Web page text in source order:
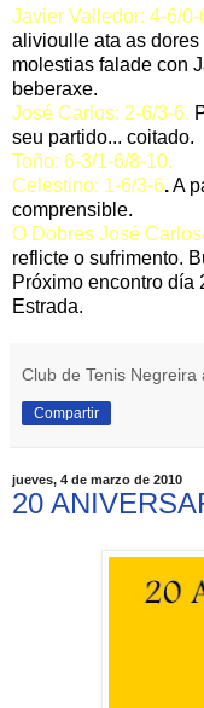
Javier Valledor: 4-6/0-
alivioulle ata as
molestias falade con
beberaxe.
José Carlos: 2-6/3-6.
seu partido... coitado.
Toño: 6-3/1-6/8-10.
Celestino: 1-6/3-6.A
comprensible.
O Dobres José
reflicte o sufrimento.
Próximo encontro día
Estrada.
Club de Tenis Negreira
Compartir
jueves, 4 de marzo de 2010
20